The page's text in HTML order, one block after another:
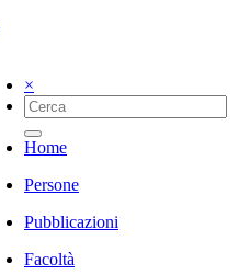
×
Home
Persone
Pubblicazioni
Facoltà